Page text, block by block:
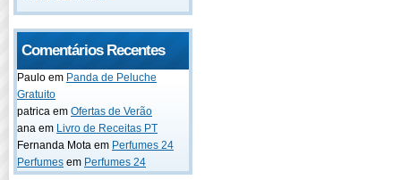
Comentários Recentes
Paulo em Panda de Peluche
Gratuito
patrica em Ofertas de Verão
ana em Livro de Receitas PT
Fernanda Mota em Perfumes 24
Perfumes em Perfumes 24